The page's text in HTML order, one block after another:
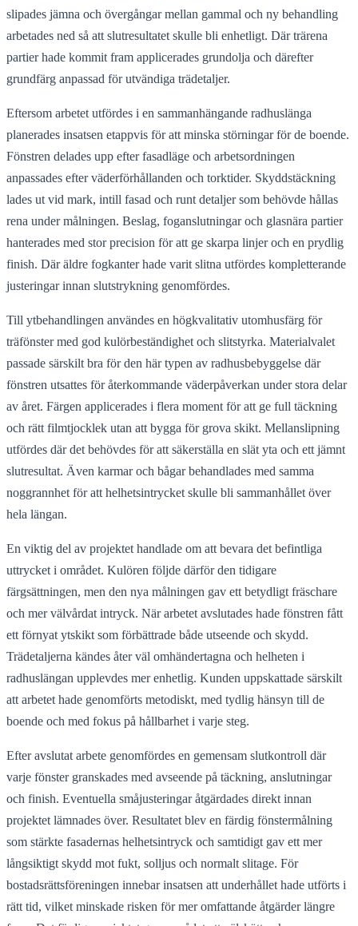
slipades jämna och övergångar mellan gammal och ny behandling
arbetades ned så att slutresultatet skulle bli enhetligt. Där trärena
partier hade kommit fram applicerades grundolja och därefter
grundfärg anpassad för utvändiga trädetaljer.
Eftersom arbetet utfördes i en sammanhängande radhuslänga
planerades insatsen etappvis för att minska störningar för de boende.
Fönstren delades upp efter fasadläge och arbetsordningen
anpassades efter väderförhållanden och torktider. Skyddstäckning
lades ut vid mark, intill fasad och runt detaljer som behövde hållas
rena under målningen. Beslag, foganslutningar och glasnära partier
hanterades med stor precision för att ge skarpa linjer och en prydlig
finish. Där äldre fogkanter hade varit slitna utfördes kompletterande
justeringar innan slutstrykning genomfördes.
Till ytbehandlingen användes en högkvalitativ utomhusfärg för
träfönster med god kulörbeständighet och slitstyrka. Materialvalet
passade särskilt bra för den här typen av radhusbebyggelse där
fönstren utsattes för återkommande väderpåverkan under stora delar
av året. Färgen applicerades i flera moment för att ge full täckning
och rätt filmtjocklek utan att bygga för grova skikt. Mellanslipning
utfördes där det behövdes för att säkerställa en slät yta och ett jämnt
slutresultat. Även karmar och bågar behandlades med samma
noggrannhet för att helhetsintrycket skulle bli sammanhållet över
hela längan.
En viktig del av projektet handlade om att bevara det befintliga
uttrycket i området. Kulören följde därför den tidigare
färgsättningen, men den nya målningen gav ett betydligt fräschare
och mer välvårdat intryck. När arbetet avslutades hade fönstren fått
ett förnyat ytskikt som förbättrade både utseende och skydd.
Trädetaljerna kändes åter väl omhändertagna och helheten i
radhuslängan upplevdes mer enhetlig. Kunden uppskattade särskilt
att arbetet hade genomförts metodiskt, med tydlig hänsyn till de
boende och med fokus på hållbarhet i varje steg.
Efter avslutat arbete genomfördes en gemensam slutkontroll där
varje fönster granskades med avseende på täckning, anslutningar
och finish. Eventuella småjusteringar åtgärdades direkt innan
projektet lämnades över. Resultatet blev en färdig fönstermålning
som stärkte fasadernas helhetsintryck och samtidigt gav ett mer
långsiktigt skydd mot fukt, solljus och normalt slitage. För
bostadsrättsföreningen innebar insatsen att underhållet hade utförts i
rätt tid, vilket minskade risken för mer omfattande åtgärder längre